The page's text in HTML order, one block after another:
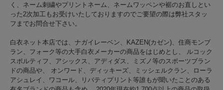
く、ネーム刺繍やプリントネーム、ネームワッペンや裾のお直しとい
った2次加工もお受けいたしておりますのでご要望の際は弊社スタッ
フまでお問合せ下さい。
白衣ネット本店では、ナガイレーベン、KAZEN(カゼン)、住商モンブ
ラン、フォーク等の大手白衣メーカーの商品をはじめとし、 ルコック
スポルティフ、アシックス、アディダス、ミズノ等のスポーツブラン
ドの商品や、 オンワード、ディッキーズ、ミッシェルクラン、ローラ
アシュレイ、ワコール、リバティプリント等誰もが聞いたことのある